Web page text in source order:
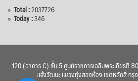
» Total :2037726
» Today :346
120 (อาคาร C) ชั้น 5 ศูนย์ราชการเฉลิมพระเกียรติ
แจ้งวัฒนะ แขวงทุ่งสองห้อง เขตหลักสี่ กรุ